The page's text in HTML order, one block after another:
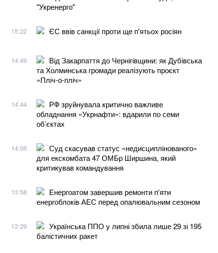
"Укренерго"
15:22 ЄС ввів санкції проти ще п'ятьох росіян
14:49
Від Закарпаття до Чернігівщини: як Дубівська
та Холминська громади реалізують проєкт
«Пліч-о-пліч»
14:44
РФ зруйнувала критично важливе
обладнання «Укрнафти»: вдарили по семи
об’єктах
14:06
Суд скасував статус «недисциплінованого»
для екскомбата 47 ОМБр Ширшина, який
критикував командування
13:58
Енергоатом завершив ремонти п'яти
енергоблоків АЕС перед опалювальним сезоном
13:29
Українська ППО у липні збила лише 29 зі 195
балістичних ракет